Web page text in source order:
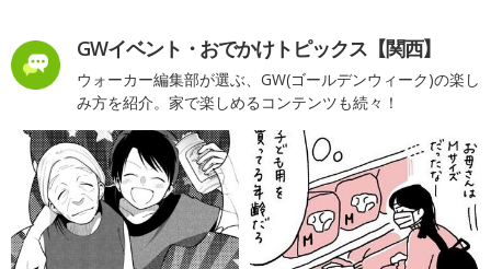
GWイベント・おでかけトピックス【関西】
ウォーカー編集部が選ぶ、GW(ゴールデンウィーク)の楽し
み方を紹介。家で楽しめるコンテンツも続々！